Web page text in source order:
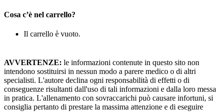
Cosa c’è nel carrello?
Il carrello è vuoto.
AVVERTENZE: le informazioni contenute in questo sito non
intendono sostituirsi in nessun modo a parere medico o di altri
specialisti. L'autore declina ogni responsabilità di effetti o di
conseguenze risultanti dall'uso di tali informazioni e dalla loro messa
in pratica. L'allenamento con sovraccarichi può causare infortuni, si
consiglia pertanto di prestare la massima attenzione e di eseguire